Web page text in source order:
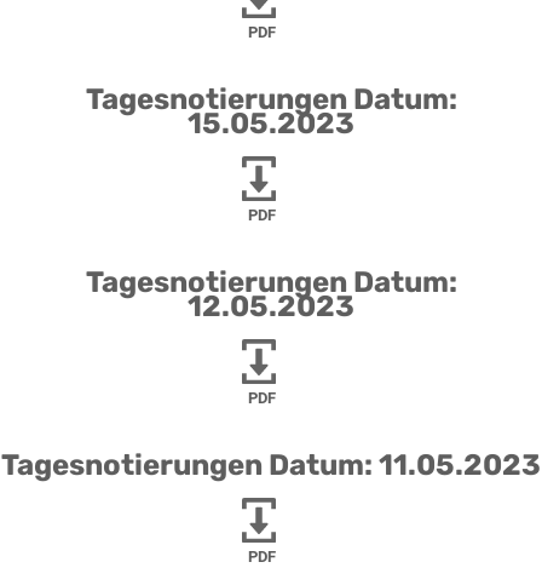
PDF
Tagesnotierungen Datum:
15.05.2023
PDF
Tagesnotierungen Datum:
12.05.2023
PDF
Tagesnotierungen Datum: 11.05.2023
PDF